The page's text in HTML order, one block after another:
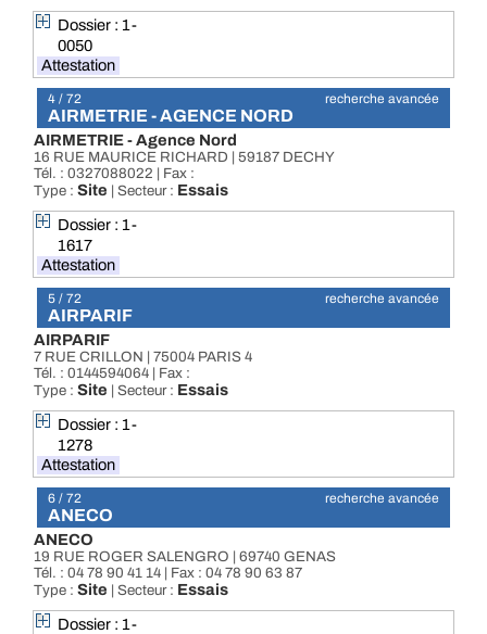
Dossier : 1-
0050
Attestation
4 / 72 recherche avancée
AIRMETRIE - AGENCE NORD
AIRMETRIE - Agence Nord
16 RUE MAURICE RICHARD | 59187 DECHY
Tél. : 0327088022 | Fax :
Type : Site | Secteur : Essais
Dossier : 1-
1617
Attestation
5 / 72 recherche avancée
AIRPARIF
AIRPARIF
7 RUE CRILLON | 75004 PARIS 4
Tél. : 0144594064 | Fax :
Type : Site | Secteur : Essais
Dossier : 1-
1278
Attestation
6 / 72 recherche avancée
ANECO
ANECO
19 RUE ROGER SALENGRO | 69740 GENAS
Tél. : 04 78 90 41 14 | Fax : 04 78 90 63 87
Type : Site | Secteur : Essais
Dossier : 1-